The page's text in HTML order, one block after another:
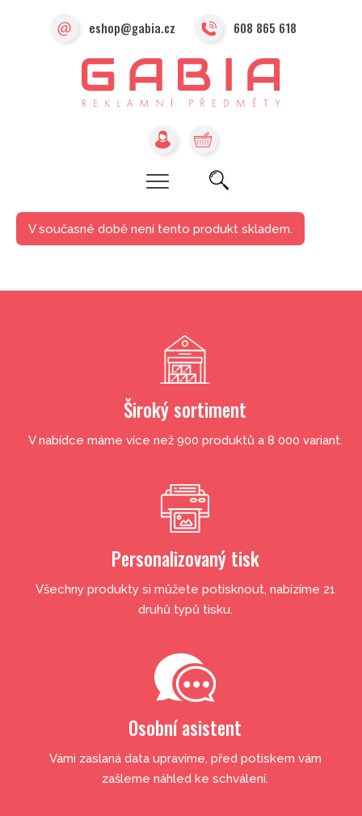
eshop@gabia.cz 608 865 618
V současné době není tento produkt skladem.
Široký sortiment
V nabídce máme více než 900 produktů a 8 000 variant.
Personalizovaný tisk
Všechny produkty si můžete potisknout, nabízíme 21
druhů typů tisku.
Osobní asistent
Vámi zaslaná data upravíme, před potiskem vám
zašleme náhled ke schválení.